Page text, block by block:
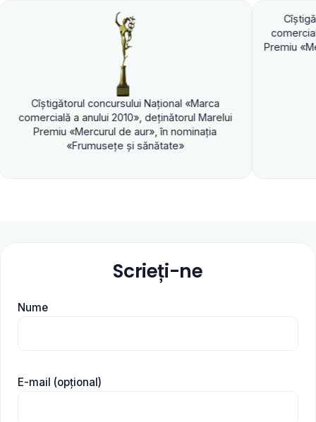
concursului Naţional «Marca
a anului 2010», deţinătorul Marelui
«Mercurul de aur», în nominaţia
«Frumuseţe şi sănătate»
Cîştigătorul
comercială a anului
Premiu «Mercurul de
Scrieți-ne
Nume
E-mail (opțional)